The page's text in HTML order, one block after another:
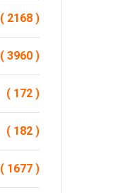
( 2168 )
( 3960 )
( 172 )
( 182 )
( 1677 )